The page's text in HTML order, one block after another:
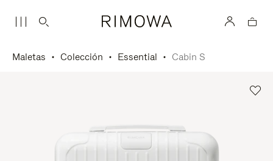
Maletas Colección Essential Cabin S